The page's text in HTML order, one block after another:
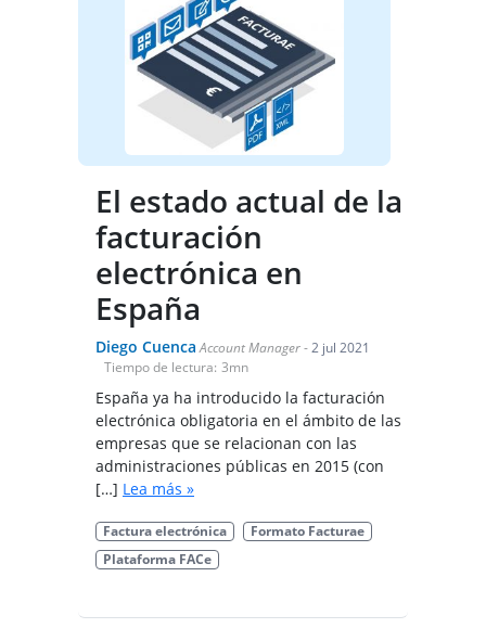
El estado actual de la
facturación
electrónica en
España
Diego Cuenca Account Manager - 2 jul 2021
Tiempo de lectura: 3mn
España ya ha introducido la facturación
electrónica obligatoria en el ámbito de las
empresas que se relacionan con las
administraciones públicas en 2015 (con
[…] Lea más »
Factura electrónica
Formato Facturae
Plataforma FACe